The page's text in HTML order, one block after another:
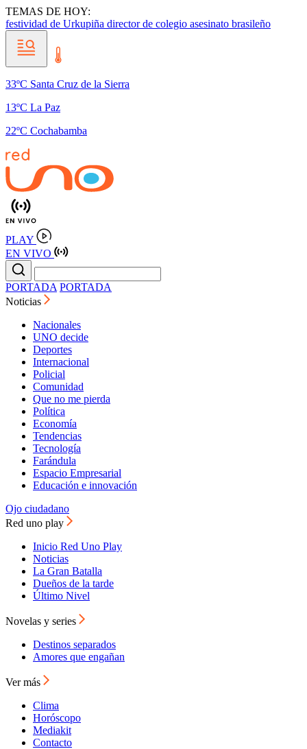
TEMAS DE HOY:
festividad de Urkupiña director de colegio asesinato brasileño
33ºC Santa Cruz de la Sierra
13ºC La Paz
22ºC Cochabamba
PLAY
EN VIVO
PORTADA PORTADA
Noticias
Nacionales
UNO decide
Deportes
Internacional
Policial
Comunidad
Que no me pierda
Política
Economía
Tendencias
Tecnología
Farándula
Espacio Empresarial
Educación e innovación
Ojo ciudadano
Red uno play
Inicio Red Uno Play
Noticias
La Gran Batalla
Dueños de la tarde
Último Nivel
Novelas y series
Destinos separados
Amores que engañan
Ver más
Clima
Horóscopo
Mediakit
Contacto